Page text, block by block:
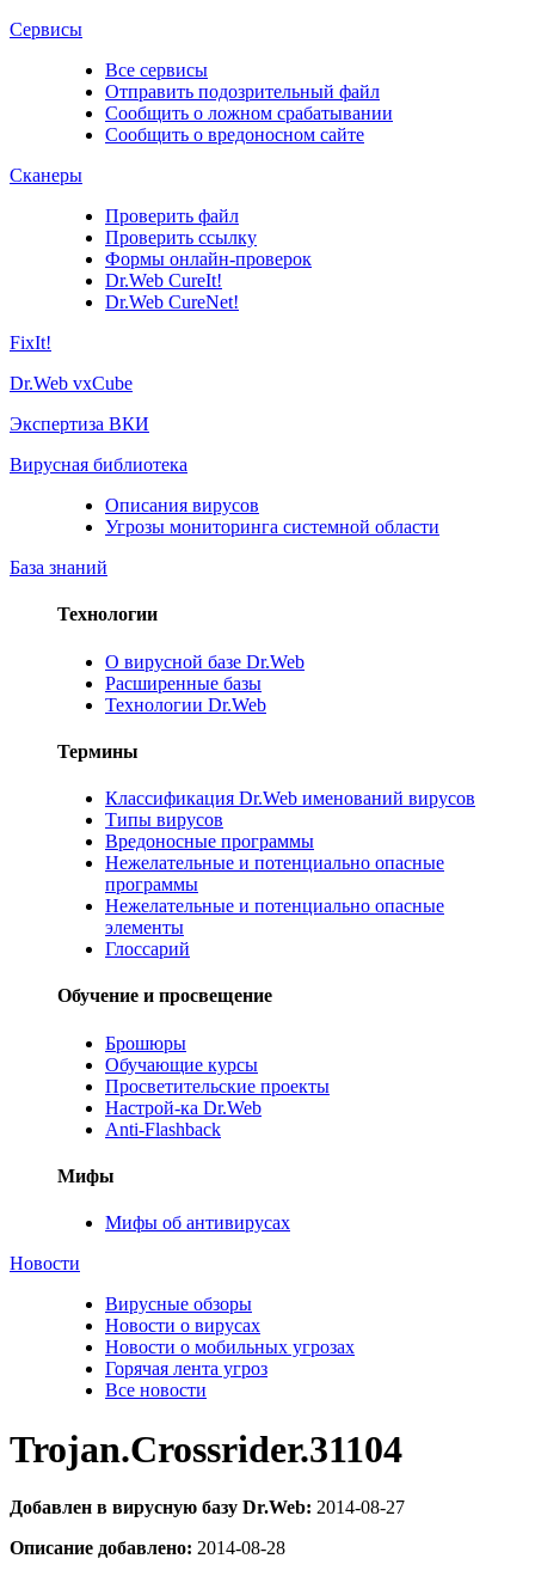
Сервисы
Все сервисы
Отправить подозрительный файл
Сообщить о ложном срабатывании
Сообщить о вредоносном сайте
Сканеры
Проверить файл
Проверить ссылку
Формы онлайн-проверок
Dr.Web CureIt!
Dr.Web CureNet!
FixIt!
Dr.Web vxCube
Экспертиза ВКИ
Вирусная библиотека
Описания вирусов
Угрозы мониторинга системной области
База знаний
Технологии
О вирусной базе Dr.Web
Расширенные базы
Технологии Dr.Web
Термины
Классификация Dr.Web именований вирусов
Типы вирусов
Вредоносные программы
Нежелательные и потенциально опасные
программы
Нежелательные и потенциально опасные
элементы
Глоссарий
Обучение и просвещение
Брошюры
Обучающие курсы
Просветительские проекты
Настрой-ка Dr.Web
Anti-Flashback
Мифы
Мифы об антивирусах
Новости
Вирусные обзоры
Новости о вирусах
Новости о мобильных угрозах
Горячая лента угроз
Все новости
Trojan.Crossrider.31104
Добавлен в вирусную базу Dr.Web: 2014-08-27
Описание добавлено: 2014-08-28